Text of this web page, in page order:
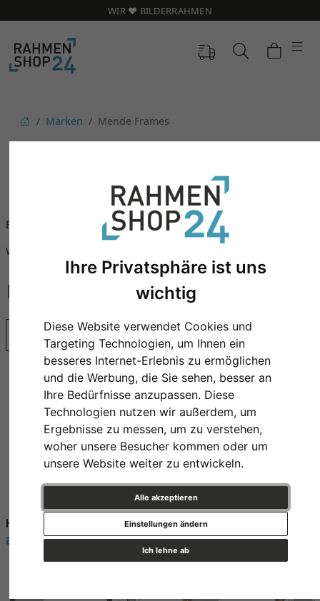
Ihre Privatsphäre ist uns
wichtig
Diese Website verwendet Cookies und
Targeting Technologien, um Ihnen ein
besseres Internet-Erlebnis zu ermöglichen
und die Werbung, die Sie sehen, besser an
Ihre Bedürfnisse anzupassen. Diese
Technologien nutzen wir außerdem, um
Ergebnisse zu messen, um zu verstehen,
woher unsere Besucher kommen oder um
unsere Website weiter zu entwickeln.
Alle akzeptieren
Ich lehne ab
Einstellungen ändern
WIR ❤️ BILDERRAHMEN
Marken Mende Frames
BILDERRAHMEN & PASSEPARTOUTS VON
MENDE FRAMES
Bilderrahmen
Passepartouts
Wandspiegel
Bestseller
Holz Bilderrahmen Boti
ab 5,55 € *
Holz Bilderrahmen Kota
ab 4,55 € *